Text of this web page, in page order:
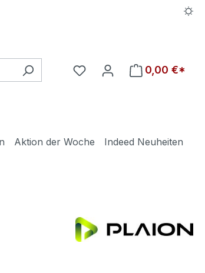
Du hast 0 Produkte auf
0,00 €*
Aktion der Woche
Indeed Neuheiten